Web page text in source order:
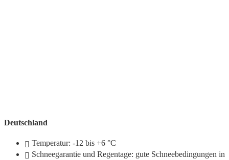
Deutschland
Temperatur: -12 bis +6 °C
Schneegarantie und Regentage: gute Schneebedingungen in